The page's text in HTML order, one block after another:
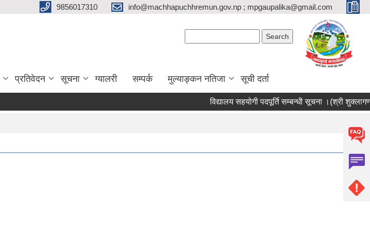
9856017310 info@machhapuchhremun.gov.np ; mpgaupalika@gmail.com
प्रतिवेदन सूचना ग्यालरी सम्पर्क मुल्याङ्कन नतिजा सूची दर्ता
विद्यालय सहयोगी पदपूर्ति सम्बन्धी सूचना ।(श्री